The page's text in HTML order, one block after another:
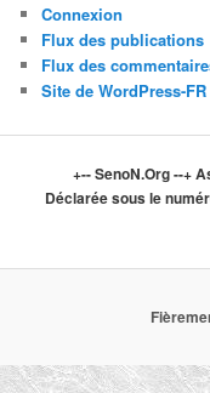
Connexion
Flux des publications
Flux des
Site de WordPress-FR
+-- SenoN.Org --+
Déclarée sous le